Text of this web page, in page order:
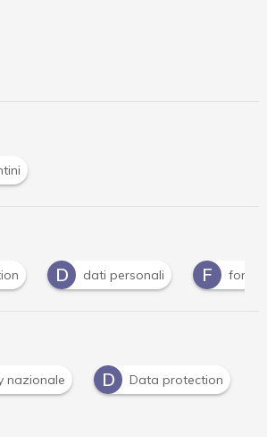
D dati personali F
nazionale D Data protection